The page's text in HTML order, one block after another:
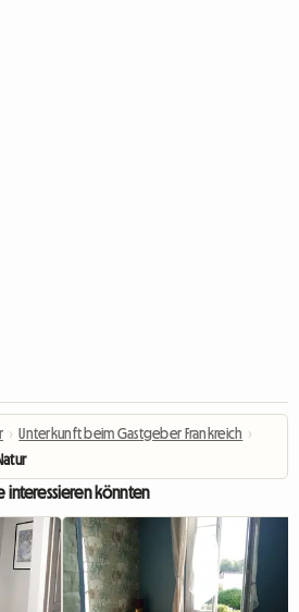
› Unterkunft beim Gastgeber Frankreich ›
interessieren könnten